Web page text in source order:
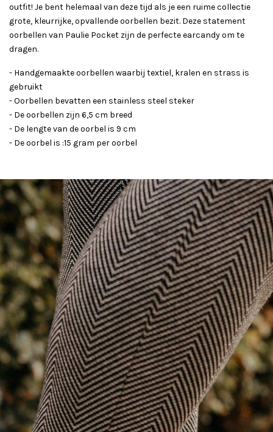
outfit! Je bent helemaal van deze tijd als je een ruime collectie
grote, kleurrijke, opvallende oorbellen bezit. Deze statement
oorbellen van Paulie Pocket zijn de perfecte earcandy om te
dragen.
- Handgemaakte oorbellen waarbij textiel, kralen en strass is
gebruikt
- Oorbellen bevatten een stainless steel steker
- De oorbellen zijn 6,5 cm breed
- De lengte van de oorbel is 9 cm
- De oorbel is :15 gram per oorbel